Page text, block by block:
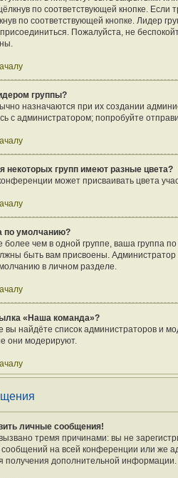
по соответствующей кнопке. Если
по соответствующей кнопке. Лидер
Пожалуйста, не
группы?
назначаются при их создании
с администратором; попробуйте
некоторых групп имеют разные цвета?
может присваивать цвета
по умолчанию?
более чем в одной группе, ваша группа
быть вам присвоены.
в личном разделе.
«Наша команда»?
вы найдёте список администраторов и
они модерируют.
личные сообщения!
тремя причинами: вы не
сообщений на всей конференции или же
получения дополнительной информации.